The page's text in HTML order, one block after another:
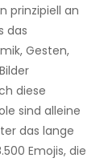
prinzipiell an
das
Gesten,
diese
sind alleine
das lange
Emojis, die